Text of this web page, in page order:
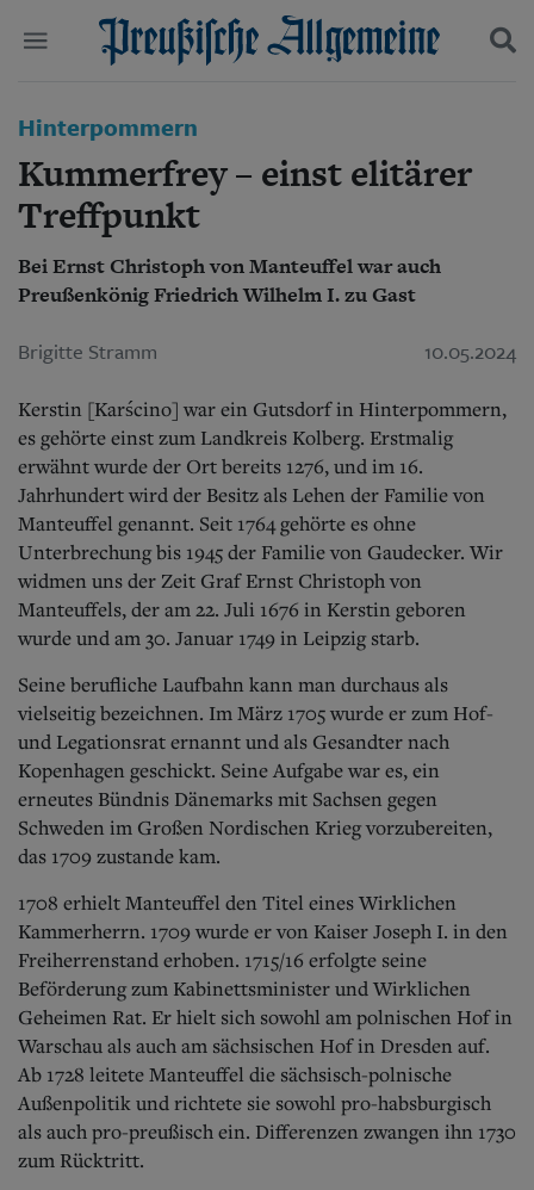
Start
Wer wir sind
Aktuelle Ausgabe
Abonnenten-Login
Abonnent werden
Abo Prämien
Archiv
Wirtschaft
Leben
Geschichte
Ostpreußen
Danzig und Westpreußen
Bücher
Kontakt
Impressum
Datenschutz
Suchen und finden
Hinterpommern
Kummerfrey – einst elitärer
Treffpunkt
Bei Ernst Christoph von Manteuffel war auch
Preußenkönig Friedrich Wilhelm I. zu Gast
Brigitte Stramm 10.05.2024
Kerstin [Karścino] war ein Gutsdorf in Hinterpommern,
es gehörte einst zum Landkreis Kolberg. Erstmalig
erwähnt wurde der Ort bereits 1276, und im 16.
Jahrhundert wird der Besitz als Lehen der Familie von
Manteuffel genannt. Seit 1764 gehörte es ohne
Unterbrechung bis 1945 der Familie von Gaudecker. Wir
widmen uns der Zeit Graf Ernst Christoph von
Manteuffels, der am 22. Juli 1676 in Kerstin geboren
wurde und am 30. Januar 1749 in Leipzig starb.
Seine berufliche Laufbahn kann man durchaus als
vielseitig bezeichnen. Im März 1705 wurde er zum Hof-
und Legationsrat ernannt und als Gesandter nach
Kopenhagen geschickt. Seine Aufgabe war es, ein
erneutes Bündnis Dänemarks mit Sachsen gegen
Schweden im Großen Nordischen Krieg vorzubereiten,
das 1709 zustande kam.
1708 erhielt Manteuffel den Titel eines Wirklichen
Kammerherrn. 1709 wurde er von Kaiser Joseph I. in den
Freiherrenstand erhoben. 1715/16 erfolgte seine
Beförderung zum Kabinettsminister und Wirklichen
Geheimen Rat. Er hielt sich sowohl am polnischen Hof in
Warschau als auch am sächsischen Hof in Dresden auf.
Ab 1728 leitete Manteuffel die sächsisch-polnische
Außenpolitik und richtete sie sowohl pro-habsburgisch
als auch pro-preußisch ein. Differenzen zwangen ihn 1730
zum Rücktritt.